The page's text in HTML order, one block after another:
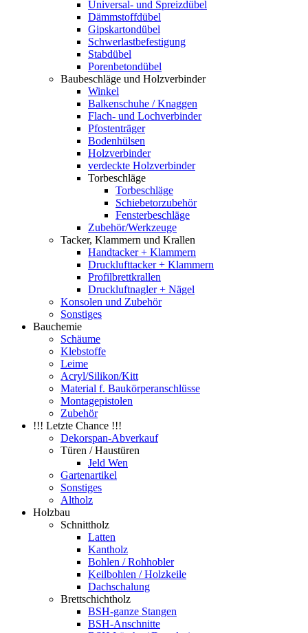
Universal- und Spreizdübel
Dämmstoffdübel
Gipskartondübel
Schwerlastbefestigung
Stabdübel
Porenbetondübel
Baubeschläge und Holzverbinder
Winkel
Balkenschuhe / Knaggen
Flach- und Lochverbinder
Pfostenträger
Bodenhülsen
Holzverbinder
verdeckte Holzverbinder
Torbeschläge
Torbeschläge
Schiebetorzubehör
Fensterbeschläge
Zubehör/Werkzeuge
Tacker, Klammern und Krallen
Handtacker + Klammern
Drucklufttacker + Klammern
Profilbrettkrallen
Druckluftnagler + Nägel
Konsolen und Zubehör
Sonstiges
Bauchemie
Schäume
Klebstoffe
Leime
Acryl/Silikon/Kitt
Material f. Baukörperanschlüsse
Montagepistolen
Zubehör
!!! Letzte Chance !!!
Dekorspan-Abverkauf
Türen / Haustüren
Jeld Wen
Gartenartikel
Sonstiges
Altholz
Holzbau
Schnittholz
Latten
Kantholz
Bohlen / Rohhobler
Keilbohlen / Holzkeile
Dachschalung
Brettschichtholz
BSH-ganze Stangen
BSH-Anschnitte